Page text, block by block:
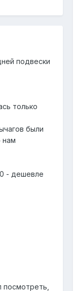
подвески
только
были
нам
- дешевле